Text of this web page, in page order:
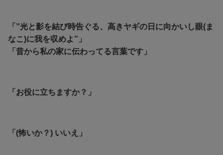
「”光と影を結び時告ぐる、高きヤギの日に向かいし眼(ま
なこ)に我を収めよ”」
「昔から私の家に伝わってる言葉です」
「お役に立ちますか？」
「(怖いか？) いいえ」